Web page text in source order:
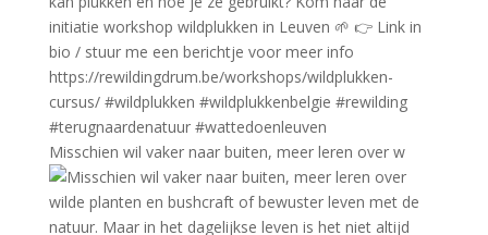
Misschien wil vaker naar buiten, meer leren over w